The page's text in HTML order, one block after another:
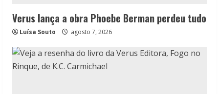
Verus lança a obra Phoebe Berman perdeu tudo
Luísa Souto agosto 7, 2026